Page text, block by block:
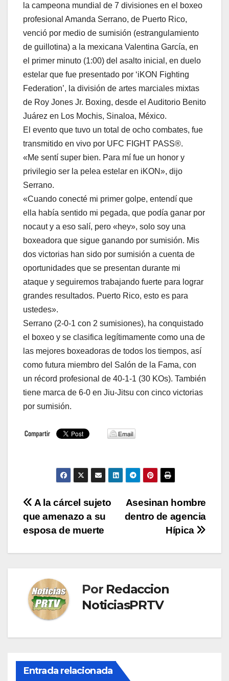
la campeona mundial de 7 divisiones en el boxeo
profesional Amanda Serrano, de Puerto Rico,
venció por medio de sumisión (estrangulamiento
de guillotina) a la mexicana Valentina García, en
el primer minuto (1:00) del asalto inicial, en duelo
estelar que fue presentado por ‘iKON Fighting
Federation’, la división de artes marciales mixtas
de Roy Jones Jr. Boxing, desde el Auditorio Benito
Juárez en Los Mochis, Sinaloa, México.
El evento que tuvo un total de ocho combates, fue
transmitido en vivo por UFC FIGHT PASS®.
«Me sentí super bien. Para mí fue un honor y
privilegio ser la pelea estelar en iKON», dijo
Serrano.
«Cuando conecté mi primer golpe, entendí que
ella había sentido mi pegada, que podía ganar por
nocaut y a eso salí, pero «hey», solo soy una
boxeadora que sigue ganando por sumisión. Mis
dos victorias han sido por sumisión a cuenta de
oportunidades que se presentan durante mi
ataque y seguiremos trabajando fuerte para lograr
grandes resultados. Puerto Rico, esto es para
ustedes».
Serrano (2-0-1 con 2 sumisiones), ha conquistado
el boxeo y se clasifica legítimamente como una de
las mejores boxeadoras de todos los tiempos, así
como futura miembro del Salón de la Fama, con
un récord profesional de 40-1-1 (30 KOs). También
tiene marca de 6-0 en Jiu-Jitsu con cinco victorias
por sumisión.
Navegación
de
entradas
Asesinan hombre
dentro de agencia
Hípica
A la cárcel sujeto
que amenazo a su
esposa de muerte
Por Redaccion
NoticiasPRTV
Entrada relacionada